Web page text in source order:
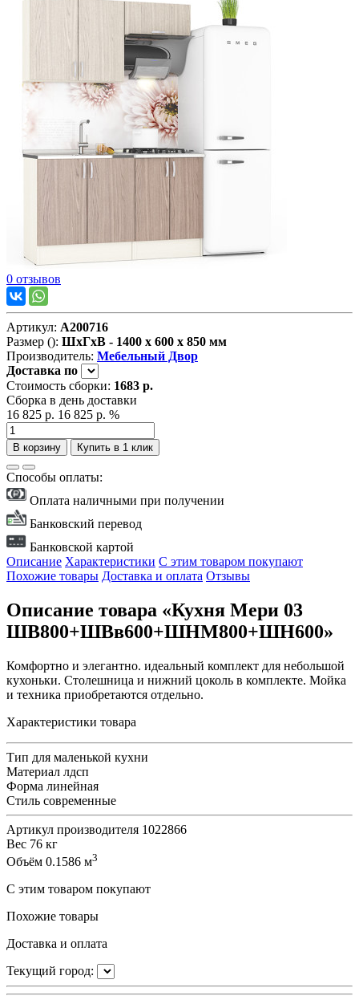
0 отзывов
Артикул: А200716
Размер (): ШxГxВ - 1400 x 600 x 850 мм
Производитель: Мебельный Двор
Доставка по
Стоимость сборки: 1683 р.
Сборка в день доставки
16 825 р. 16 825 р. %
В корзину Купить в 1 клик
Способы оплаты:
Оплата наличными при получении
Банковский перевод
Банковской картой
Описание Характеристики С этим товаром покупают
Похожие товары Доставка и оплата Отзывы
Описание товара «Кухня Мери 03
ШВ800+ШВв600+ШНМ800+ШН600»
Комфортно и элегантно. идеальный комплект для небольшой
кухоньки. Столешница и нижний цоколь в комплекте. Мойка
и техника приобретаются отдельно.
Характеристики товара
Тип для маленькой кухни
Материал лдсп
Форма линейная
Стиль современные
Артикул производителя 1022866
Вес 76 кг
Объём 0.1586 м3
С этим товаром покупают
Похожие товары
Доставка и оплата
Текущий город: